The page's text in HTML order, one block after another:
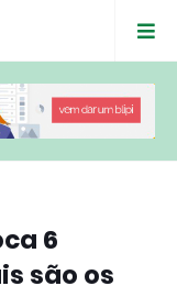
6
são os